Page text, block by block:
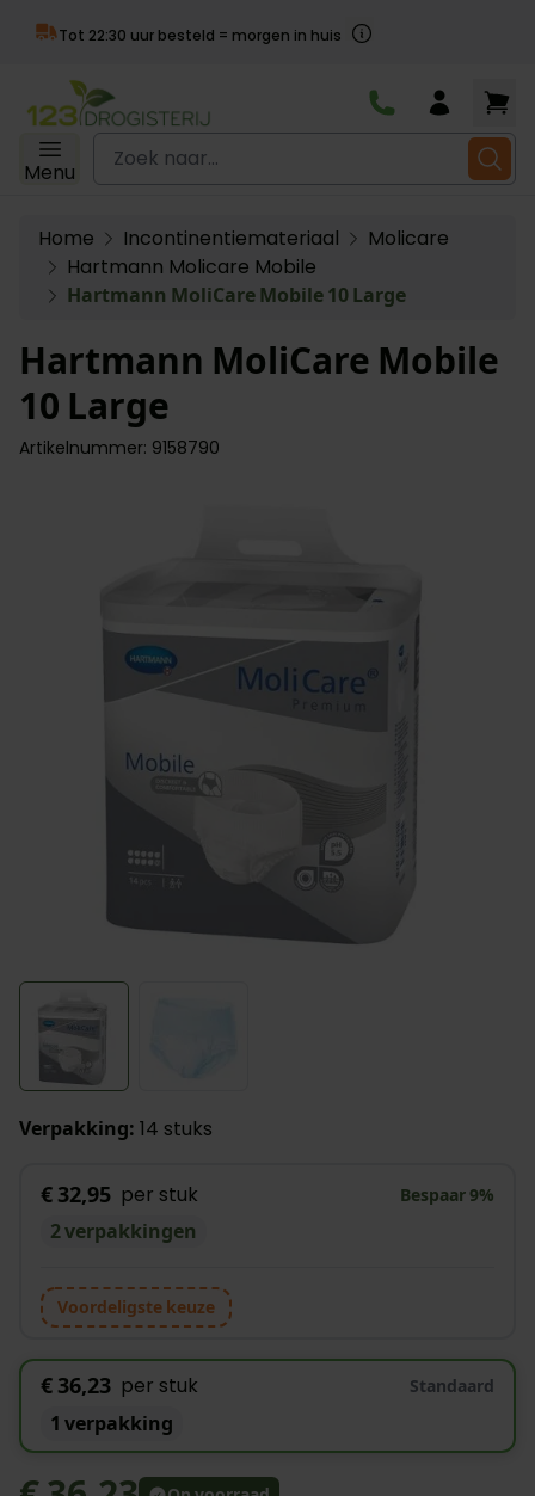
= morgen in huis
Ga naar de inhoud
Menu
Zoek naar...
Home Incontinentiemateriaal
Molicare
Hartmann Molicare Mobile
Hartmann MoliCare Mobile 10 Large
Hartmann MoliCare Mobile
10 Large
Artikelnummer: 9158790
View larger image
Verpakking: 14 stuks
€ 32,95 per stuk Bespaar9%
2 verpakkingen
Voordeligste keuze
€ 36,23 per stuk Standaard
1 verpakking